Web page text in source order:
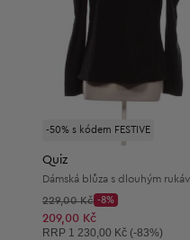
-50% s kódem FESTIVE
Quiz
Dámská blůza s dlouhým
Původní cena:
229,00 Kč
Discount Price:
-8%
Snížená cena:
209,00 Kč
Doporučená cena:
RRP 1 230,00 Kč (-83%)